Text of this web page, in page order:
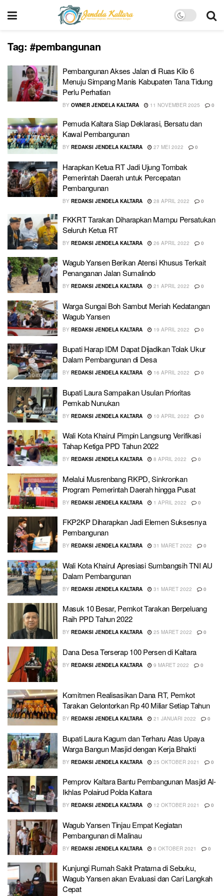
Tag: #pembangunan
Pembangunan Akses Jalan di Ruas Kilo 6
Menuju Simpang Manis Kabupaten Tana Tidung
Perlu Perhatian
BY OWNER JENDELA KALTARA 11 NOVEMBER 2025 0
Pemuda Kaltara Siap Deklarasi, Bersatu dan
Kawal Pembangunan
BY REDAKSI JENDELA KALTARA 27 MEI 2022 0
Harapkan Ketua RT Jadi Ujung Tombak
Pemerintah Daerah untuk Percepatan
Pembangunan
BY REDAKSI JENDELA KALTARA 28 APRIL 2022 0
FKKRT Tarakan Diharapkan Mampu Persatukan
Seluruh Ketua RT
BY REDAKSI JENDELA KALTARA 26 APRIL 2022 0
Wagub Yansen Berikan Atensi Khusus Terkait
Penanganan Jalan Sumalindo
BY REDAKSI JENDELA KALTARA 21 APRIL 2022 0
Warga Sungai Boh Sambut Meriah Kedatangan
Wagub Yansen
BY REDAKSI JENDELA KALTARA 19 APRIL 2022 0
Bupati Harap IDM Dapat Dijadikan Tolak Ukur
Dalam Pembangunan di Desa
BY REDAKSI JENDELA KALTARA 16 APRIL 2022 0
Bupati Laura Sampaikan Usulan Prioritas
Pemkab Nunukan
BY REDAKSI JENDELA KALTARA 10 APRIL 2022 0
Wali Kota Khairul Pimpin Langsung Verifikasi
Tahap Ketiga PPD Tahun 2022
BY REDAKSI JENDELA KALTARA 8 APRIL 2022 0
Melalui Musrenbang RKPD, Sinkronkan
Program Pemerintah Daerah hingga Pusat
BY REDAKSI JENDELA KALTARA 1 APRIL 2022 0
FKP2KP Diharapkan Jadi Elemen Suksesnya
Pembangunan
BY REDAKSI JENDELA KALTARA 31 MARET 2022 0
Wali Kota Khairul Apresiasi Sumbangsih TNI AU
Dalam Pembangunan
BY REDAKSI JENDELA KALTARA 31 MARET 2022 0
Masuk 10 Besar, Pemkot Tarakan Berpeluang
Raih PPD Tahun 2022
BY REDAKSI JENDELA KALTARA 25 MARET 2022 0
Dana Desa Terserap 100 Persen di Kaltara
BY REDAKSI JENDELA KALTARA 9 MARET 2022 0
Komitmen Realisasikan Dana RT, Pemkot
Tarakan Gelontorkan Rp 40 Miliar Setiap Tahun
BY REDAKSI JENDELA KALTARA 21 JANUARI 2022 0
Bupati Laura Kagum dan Terharu Atas Upaya
Warga Bangun Masjid dengan Kerja Bhakti
BY REDAKSI JENDELA KALTARA 25 OKTOBER 2021 0
Pemprov Kaltara Bantu Pembangunan Masjid Al-
Ikhlas Polairud Polda Kaltara
BY REDAKSI JENDELA KALTARA 12 OKTOBER 2021 0
Wagub Yansen Tinjau Empat Kegiatan
Pembangunan di Malinau
BY REDAKSI JENDELA KALTARA 8 OKTOBER 2021 0
Kunjungi Rumah Sakit Pratama di Sebuku,
Wagub Yansen akan Evaluasi dan Cari Langkah
Cepat